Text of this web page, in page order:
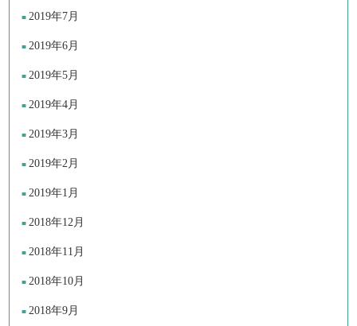
2019年7月
2019年6月
2019年5月
2019年4月
2019年3月
2019年2月
2019年1月
2018年12月
2018年11月
2018年10月
2018年9月